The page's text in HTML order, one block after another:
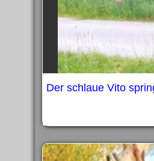
Der schlaue Vito